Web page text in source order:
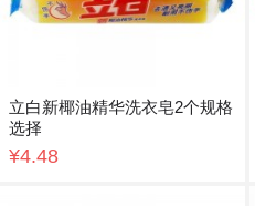
立白新椰油精华洗衣皂2个规格
选择
¥4.48